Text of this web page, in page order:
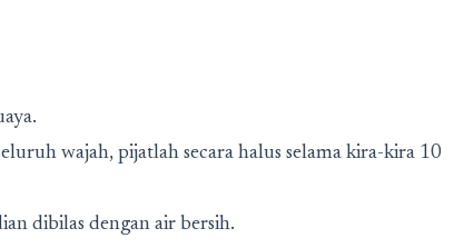
wajah, pijatlah secara halus selama kira-kira 10
dibilas dengan air bersih.